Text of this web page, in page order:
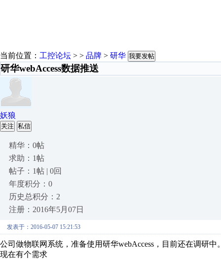
当前位置： 工控论坛 > > 品牌 > 研华 我要发帖
研华webAccess数据推送
妖狼
关注 私信
精华：0帖
求助：1帖
帖子：1帖 | 0回
年度积分：0
历史总积分：2
注册：2016年5月07日
发表于：2016-05-07 15:21:53
公司做物联网系统，准备使用研华webAccess，目前还在调研中
现在有个需求